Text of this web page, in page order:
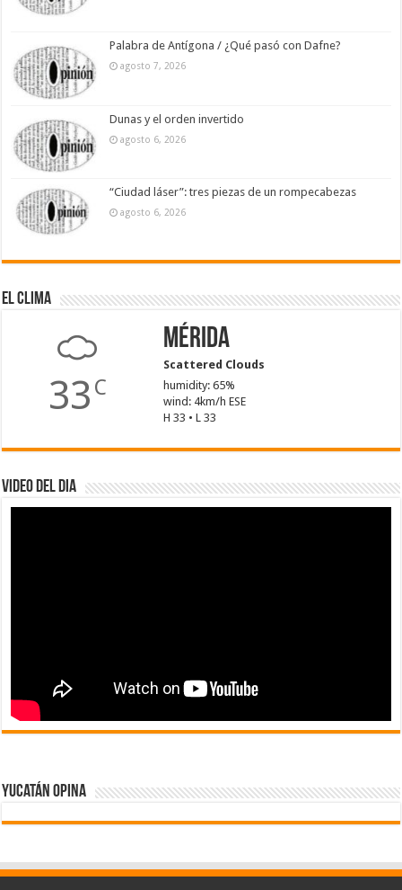
Palabra de Antígona / ¿Qué pasó con Dafne?
agosto 7, 2026
Dunas y el orden invertido
agosto 6, 2026
“Ciudad láser”: tres piezas de un rompecabezas
agosto 6, 2026
El Clima
33 C
Mérida
Scattered Clouds
humidity: 65%
wind: 4km/h ESE
H 33 • L 33
Video del dia
Yucatán Opina